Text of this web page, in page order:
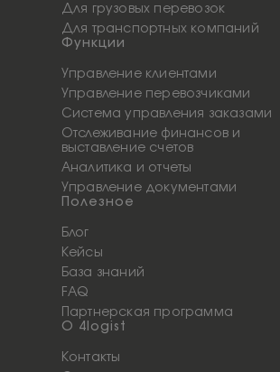
Для грузовых перевозок
Для транспортных компаний
Функции
Управление клиентами
Управление перевозчиками
Система управления заказами
Отслеживание финансов и
выставление счетов
Аналитика и отчеты
Управление документами
Полезное
Блог
Кейсы
База знаний
FAQ
Партнерская программа
О 4logist
Контакты